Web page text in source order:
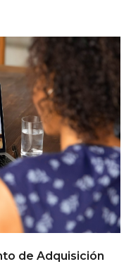
de Adquisición